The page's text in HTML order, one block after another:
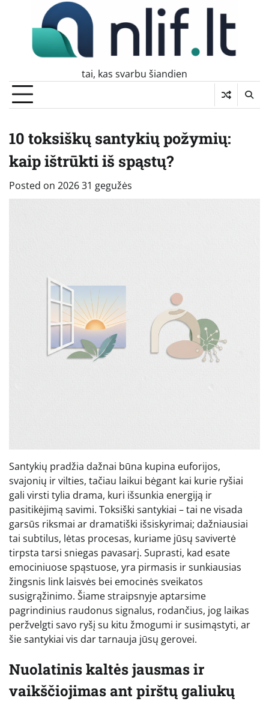
tai, kas svarbu šiandien
10 toksiškų santykių požymių:
kaip ištrūkti iš spąstų?
Posted on 2026 31 gegužės
Santykių pradžia dažnai būna kupina euforijos,
svajonių ir vilties, tačiau laikui bėgant kai kurie ryšiai
gali virsti tylia drama, kuri išsunkia energiją ir
pasitikėjimą savimi. Toksiški santykiai – tai ne visada
garsūs riksmai ar dramatiški išsiskyrimai; dažniausiai
tai subtilus, lėtas procesas, kuriame jūsų savivertė
tirpsta tarsi sniegas pavasarį. Suprasti, kad esate
emociniuose spąstuose, yra pirmasis ir sunkiausias
žingsnis link laisvės bei emocinės sveikatos
susigrąžinimo. Šiame straipsnyje aptarsime
pagrindinius raudonus signalus, rodančius, jog laikas
peržvelgti savo ryšį su kitu žmogumi ir susimąstyti, ar
šie santykiai vis dar tarnauja jūsų gerovei.
Nuolatinis kaltės jausmas ir
vaikščiojimas ant pirštų galiukų